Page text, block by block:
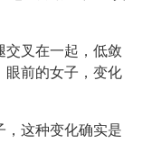
交叉在一起，低敛
眼前的女子，变化
，这种变化确实是